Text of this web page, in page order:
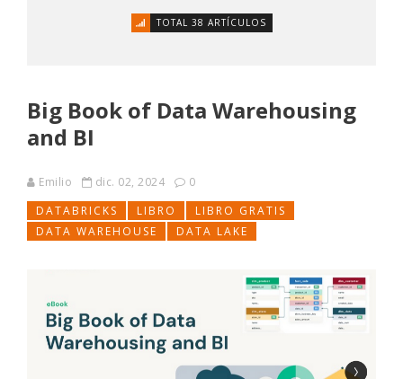
TOTAL 38 ARTÍCULOS
Big Book of Data Warehousing
and BI
Emilio dic. 02, 2024
0
DATABRICKS
LIBRO
LIBRO GRATIS
DATA WAREHOUSE
DATA LAKE